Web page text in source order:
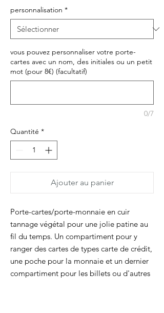
personnalisation *
vous pouvez personnaliser votre porte-
cartes avec un nom, des initiales ou un petit
mot (pour 8€) (facultatif)
0/7
Quantité *
Ajouter au panier
Porte-cartes/porte-monnaie en cuir
tannage végétal pour une jolie patine au
fil du temps. Un compartiment pour y
ranger des cartes de types carte de crédit,
une poche pour la monnaie et un dernier
compartiment pour les billets ou d'autres